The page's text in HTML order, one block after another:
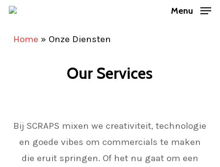
Skip
main
Menu
Home » Onze Diensten
Our Services
Bij SCRAPS mixen we creativiteit, technologie
en goede vibes om commercials te maken
die eruit springen. Of het nu gaat om een